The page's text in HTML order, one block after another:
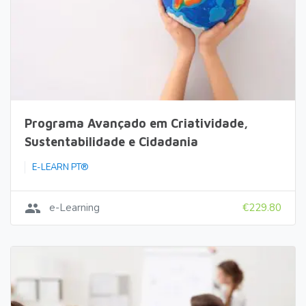
Programa Avançado em Criatividade,
Sustentabilidade e Cidadania
E-LEARN PT®
group e-Learning €229.80